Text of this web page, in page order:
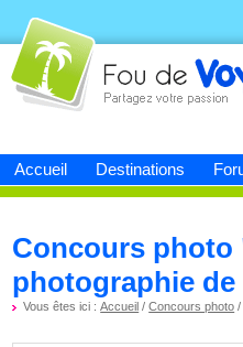
Accueil Destinations
Fou devoyage
Concours photo
photographie de
Vous êtes ici :Accueil /Concours photo